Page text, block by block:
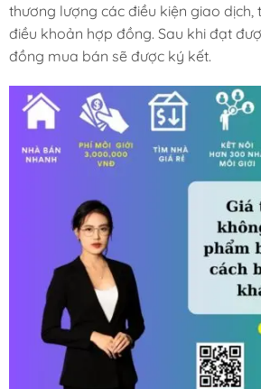
thương lượng các điều kiện giao dịch,
điều khoản hợp đồng. Sau khi đạt
đồng mua bán sẽ được ký kết.